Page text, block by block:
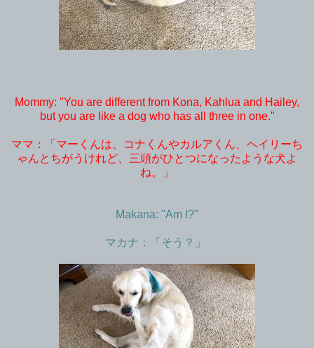
Mommy: "You are different from Kona, Kahlua and Hailey,
but you are like a dog who has all three in one."
ママ：「マーくんは、コナくんやカルアくん、ヘイリーち
ゃんとちがうけれど、三頭がひとつになったような犬よ
ね。」
Makana: "Am I?"
マカナ：「そう？」